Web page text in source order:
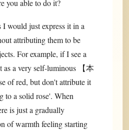
you able to do it?
would just express it in a
attributing them to be
For example, if I see a
as a very self-luminous 【本
of red, but don't attribute it
to a solid rose'. When
is just a gradually
of warmth feeling starting